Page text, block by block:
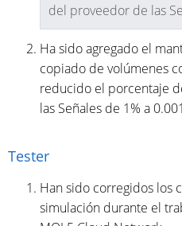
del proveedor de las
Ha sido agregado el
copiado de volúmenes
reducido el porcentaje
las Señales de 1% a
Tester
Han sido corregidos los
simulación durante el